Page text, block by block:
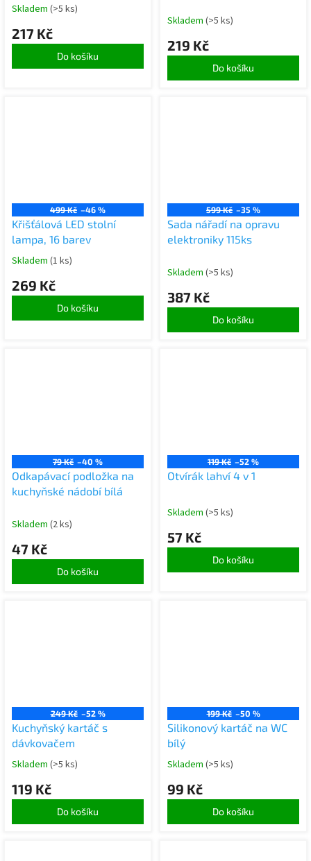
Skladem (>5 ks)
217 Kč
Do košíku
Skladem (>5 ks)
219 Kč
Do košíku
499 Kč –46 %
Křišťálová LED stolní
lampa, 16 barev
Skladem (1 ks)
269 Kč
Do košíku
599 Kč –35 %
Sada nářadí na opravu
elektroniky 115ks
Skladem (>5 ks)
387 Kč
Do košíku
79 Kč –40 %
Odkapávací podložka na
kuchyňské nádobí bílá
Skladem (2 ks)
47 Kč
Do košíku
119 Kč –52 %
Otvírák lahví 4 v 1
Skladem (>5 ks)
57 Kč
Do košíku
249 Kč –52 %
Kuchyňský kartáč s
dávkovačem
Skladem (>5 ks)
119 Kč
Do košíku
199 Kč –50 %
Silikonový kartáč na WC
bílý
Skladem (>5 ks)
99 Kč
Do košíku